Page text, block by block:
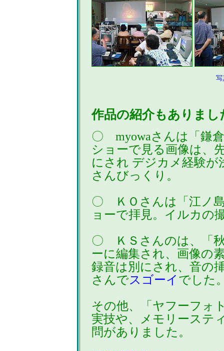
写
作品の紹介もありまし
〇 myowaさんは「鎌
ショーで見る画像は、
にされ デジカメ経験
さんびっくり。
〇 ＫＯさんは「江ノ
ョーで拝見。イルカの
〇 ＫＳさんのは、「
ーに編集され、画像の
録音は別にされ、音の
さんでスゴーイ でした
その他、「ヤフーフォ
実技や、メモリーステ
問がありました。